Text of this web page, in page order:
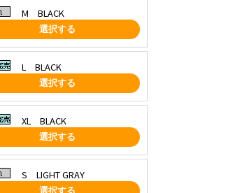
M BLACK
選択する
L BLACK
選択する
XL BLACK
選択する
S LIGHT GRAY
選択する